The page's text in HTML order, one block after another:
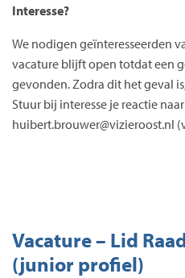
Interesse?
We nodigen geïnteresseerden
vacature blijft open totdat een
gevonden. Zodra dit het geval
Stuur bij interesse je reactie naar
huibert.brouwer@vizieroost.nl
Vacature – Lid
(junior profiel)